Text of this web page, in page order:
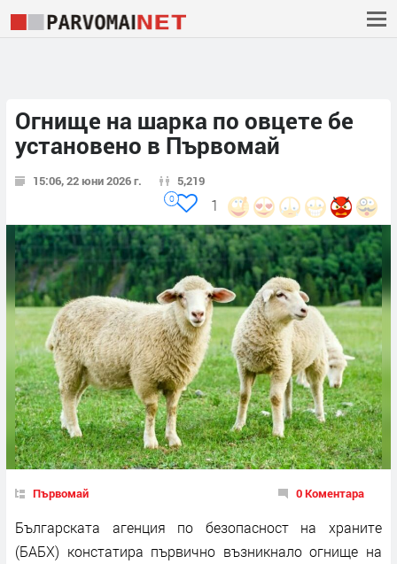
Огнище на шарка по овцете бе
установено в Първомай
15:06, 22 юни 2026 г. 5,219
1
0
Първомай 0 Коментара
Българската агенция по безопасност на храните
(БАБХ) констатира първично възникнало огнище на